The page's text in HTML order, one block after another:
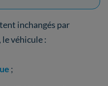
inchangés par
véhicule :
;